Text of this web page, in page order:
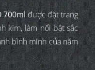
700mlđược đặt trang
kim, làm nổi bật sắc
bình minh của năm